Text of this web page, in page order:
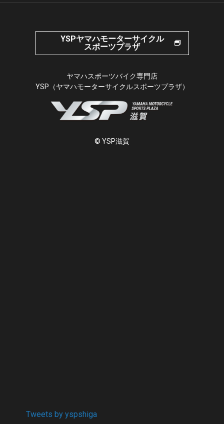
YSPヤマハモーターサイクル
スポーツプラザ
ヤマハスポーツバイク専門店
YSP（ヤマハモーターサイクルスポーツプラザ）
© YSP滋賀
Tweets by yspshiga